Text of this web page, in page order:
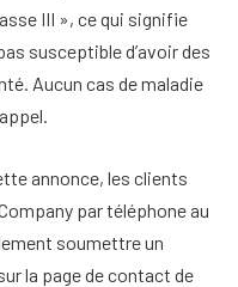
III », ce qui signifie
susceptible d’avoir des
Aucun cas de maladie
annonce, les clients
par téléphone au
soumettre un
la page de contact de